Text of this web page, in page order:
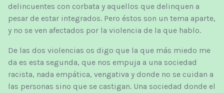
delincuentes con corbata y aquellos que delinquen a
pesar de estar integrados. Pero éstos son un tema aparte,
y no se ven afectados por la violencia de la que hablo.
De las dos violencias os digo que la que más miedo me
da es esta segunda, que nos empuja a una sociedad
racista, nada empática, vengativa y donde no se cuidan a
las personas sino que se castigan. Una sociedad donde el